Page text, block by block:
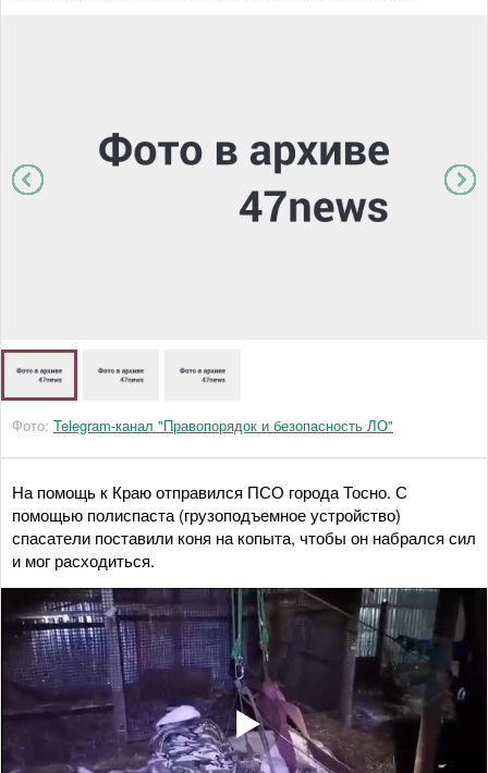
Фото: Telegram-канал "Правопорядок и безопасность ЛО"
На помощь к Краю отправился ПСО города Тосно. С
помощью полиспаста (грузоподъемное устройство)
спасатели поставили коня на копыта, чтобы он набрался сил
и мог расходиться.